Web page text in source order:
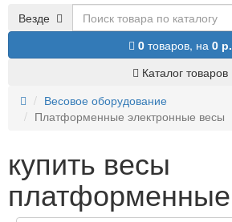
Везде
0товаров, на 0 р.
Каталог товаров
Весовое оборудование
Платформенные электронные весы
купить весы
платформенные